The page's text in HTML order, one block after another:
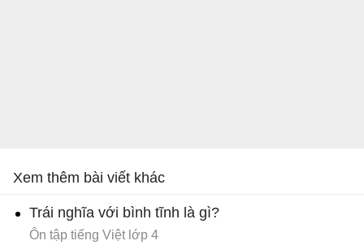
Xem thêm bài viết khác
Trái nghĩa với bình tĩnh là gì?
Ôn tập tiếng Việt lớp 4